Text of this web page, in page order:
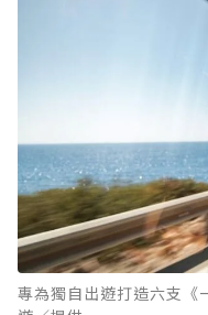
專為獨自出遊打造六支